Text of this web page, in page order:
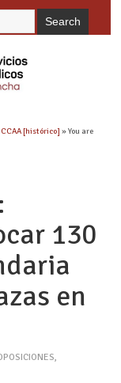
[histórico] » You are
130
en
,